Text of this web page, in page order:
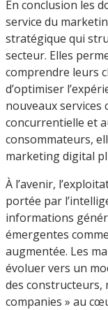
En conclusion les
service du
stratégique qui
secteur. Elles
comprendre leurs
d’optimiser
nouveaux services
concurrentielle et
consommateurs,
marketing digital
À l’avenir,
portée par
informations
émergentes
augmentée. Les
évoluer vers un
des constructeurs,
companies » au